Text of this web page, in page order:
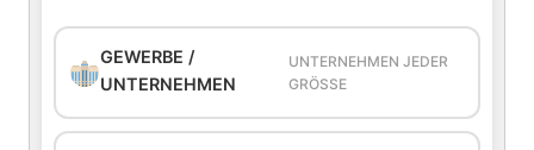
GEWERBE /
UNTERNEHMEN
UNTERNEHMEN JEDER
GRÖSSE